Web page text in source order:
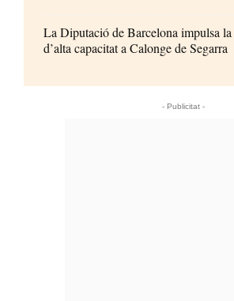
La Diputació de Barcelona impulsa
d’alta capacitat a Calonge de Segarra
- Publicitat -